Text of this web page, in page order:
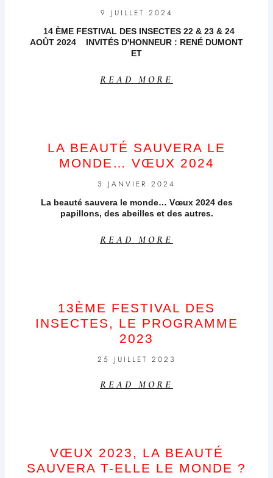
9 JUILLET 2024
14 ÈME FESTIVAL DES INSECTES 22 & 23 & 24
AOÛT 2024 INVITÉS D'HONNEUR : RENÉ DUMONT
ET
READ MORE
LA BEAUTÉ SAUVERA LE
MONDE… VŒUX 2024
3 JANVIER 2024
La beauté sauvera le monde… Vœux 2024 des
papillons, des abeilles et des autres.
READ MORE
13ÈME FESTIVAL DES
INSECTES, LE PROGRAMME
2023
25 JUILLET 2023
READ MORE
VŒUX 2023, LA BEAUTÉ
SAUVERA T-ELLE LE MONDE ?